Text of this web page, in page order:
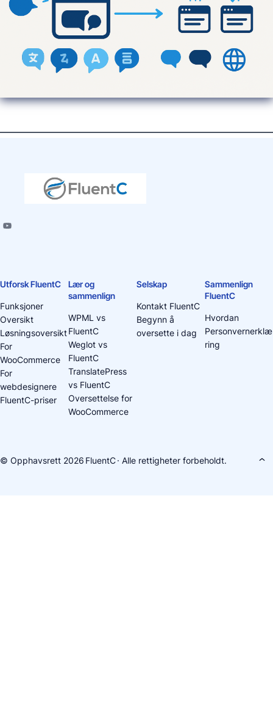
Utforsk FluentC
Funksjoner
Oversikt
Løsningsoversikt
For
WooCommerce
For
webdesignere
FluentC-priser
Lær og
sammenlign
WPML vs
FluentC
Weglot vs
FluentC
TranslatePress
vs FluentC
Oversettelse for
WooCommerce
Selskap
Kontakt FluentC
Begynn å
oversette i dag
Sammenlign
FluentC
Hvordan
Personvernerklæ
ring
© Opphavsrett 2026 FluentC· Alle rettigheter forbeholdt.